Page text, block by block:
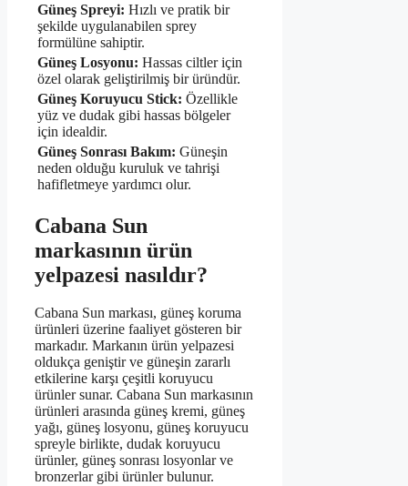
Güneş Spreyi: Hızlı ve pratik bir
şekilde uygulanabilen sprey
formülüne sahiptir.
Güneş Losyonu: Hassas ciltler için
özel olarak geliştirilmiş bir üründür.
Güneş Koruyucu Stick: Özellikle
yüz ve dudak gibi hassas bölgeler
için idealdir.
Güneş Sonrası Bakım: Güneşin
neden olduğu kuruluk ve tahrişi
hafifletmeye yardımcı olur.
Cabana Sun
markasının ürün
yelpazesi nasıldır?
Cabana Sun markası, güneş koruma
ürünleri üzerine faaliyet gösteren bir
markadır. Markanın ürün yelpazesi
oldukça geniştir ve güneşin zararlı
etkilerine karşı çeşitli koruyucu
ürünler sunar. Cabana Sun markasının
ürünleri arasında güneş kremi, güneş
yağı, güneş losyonu, güneş koruyucu
spreyle birlikte, dudak koruyucu
ürünler, güneş sonrası losyonlar ve
bronzerlar gibi ürünler bulunur.